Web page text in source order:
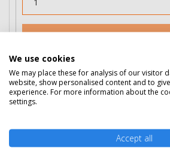
HP 641A ciánkék toner
eredeti
We use cookies
We may place these for analysis of our visitor
website, show personalised content and to
experience. For more information about the
settings.
Accept all